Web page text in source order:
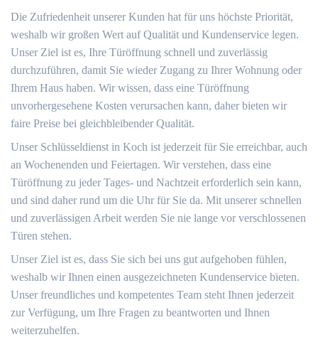
Die Zufriedenheit unserer Kunden hat für uns höchste Priorität,
weshalb wir großen Wert auf Qualität und Kundenservice legen.
Unser Ziel ist es, Ihre Türöffnung schnell und zuverlässig
durchzuführen, damit Sie wieder Zugang zu Ihrer Wohnung oder
Ihrem Haus haben. Wir wissen, dass eine Türöffnung
unvorhergesehene Kosten verursachen kann, daher bieten wir
faire Preise bei gleichbleibender Qualität.
Unser Schlüsseldienst in Koch ist jederzeit für Sie erreichbar, auch
an Wochenenden und Feiertagen. Wir verstehen, dass eine
Türöffnung zu jeder Tages- und Nachtzeit erforderlich sein kann,
und sind daher rund um die Uhr für Sie da. Mit unserer schnellen
und zuverlässigen Arbeit werden Sie nie lange vor verschlossenen
Türen stehen.
Unser Ziel ist es, dass Sie sich bei uns gut aufgehoben fühlen,
weshalb wir Ihnen einen ausgezeichneten Kundenservice bieten.
Unser freundliches und kompetentes Team steht Ihnen jederzeit
zur Verfügung, um Ihre Fragen zu beantworten und Ihnen
weiterzuhelfen.